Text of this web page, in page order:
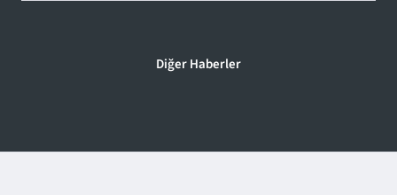
Diğer Haberler